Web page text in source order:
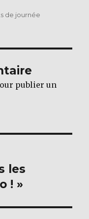
de journée
publier un
les
! »